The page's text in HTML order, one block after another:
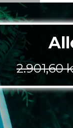
2.901,60